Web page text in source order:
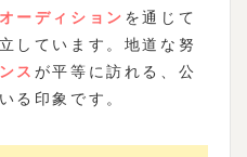
ーディション を通じて
しています。地道な努
ス が平等に訪れる、公
る印象です。